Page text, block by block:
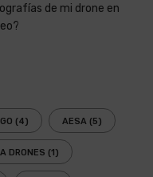
de mi drone en
(4) AESA (5)
DRONES (1)